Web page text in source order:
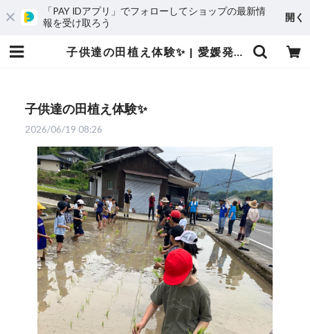
「PAY IDアプリ」でフォローしてショップの最新情
報を受け取ろう
開く
子供達の田植え体験✨ | 愛媛発の自然食品店 電子食品流通研究所オンラインストア｜電食で、おいしく、健康に
子供達の田植え体験✨
2026/06/19 08:26